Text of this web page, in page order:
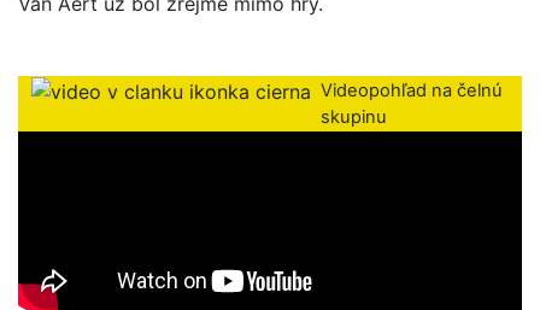
Videopohľad na čelnú
skupinu